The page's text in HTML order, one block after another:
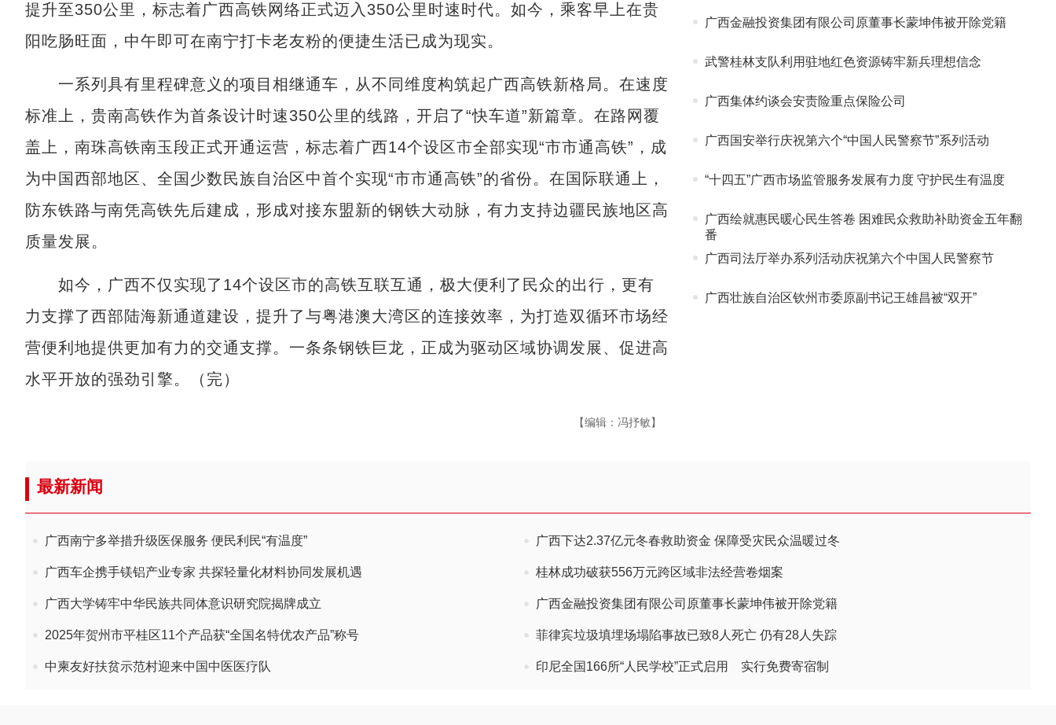
提升至350公里，标志着广西高铁网络正式迈入350公里时速时代。如今，乘客早上在贵
阳吃肠旺面，中午即可在南宁打卡老友粉的便捷生活已成为现实。
一系列具有里程碑意义的项目相继通车，从不同维度构筑起广西高铁新格局。在速度
标准上，贵南高铁作为首条设计时速350公里的线路，开启了“快车道”新篇章。在路网覆
盖上，南珠高铁南玉段正式开通运营，标志着广西14个设区市全部实现“市市通高铁”，成
为中国西部地区、全国少数民族自治区中首个实现“市市通高铁”的省份。在国际联通上，
防东铁路与南凭高铁先后建成，形成对接东盟新的钢铁大动脉，有力支持边疆民族地区高
质量发展。
如今，广西不仅实现了14个设区市的高铁互联互通，极大便利了民众的出行，更有
力支撑了西部陆海新通道建设，提升了与粤港澳大湾区的连接效率，为打造双循环市场经
营便利地提供更加有力的交通支撑。一条条钢铁巨龙，正成为驱动区域协调发展、促进高
水平开放的强劲引擎。（完）
【编辑：冯抒敏】
广西金融投资集团有限公司原董事长蒙坤伟被开除党籍
武警桂林支队利用驻地红色资源铸牢新兵理想信念
广西集体约谈会安责险重点保险公司
广西国安举行庆祝第六个“中国人民警察节”系列活动
“十四五”广西市场监管服务发展有力度 守护民生有温度
广西绘就惠民暖心民生答卷 困难民众救助补助资金五年翻
番
广西司法厅举办系列活动庆祝第六个中国人民警察节
广西壮族自治区钦州市委原副书记王雄昌被“双开”
最新新闻
广西南宁多举措升级医保服务 便民利民“有温度” 广西下达2.37亿元冬春救助资金 保障受灾民众温暖过冬
广西车企携手镁铝产业专家 共探轻量化材料协同发展机遇 桂林成功破获556万元跨区域非法经营卷烟案
广西大学铸牢中华民族共同体意识研究院揭牌成立 广西金融投资集团有限公司原董事长蒙坤伟被开除党籍
2025年贺州市平桂区11个产品获“全国名特优农产品”称号 菲律宾垃圾填埋场塌陷事故已致8人死亡 仍有28人失踪
中柬友好扶贫示范村迎来中国中医医疗队 印尼全国166所“人民学校”正式启用 实行免费寄宿制